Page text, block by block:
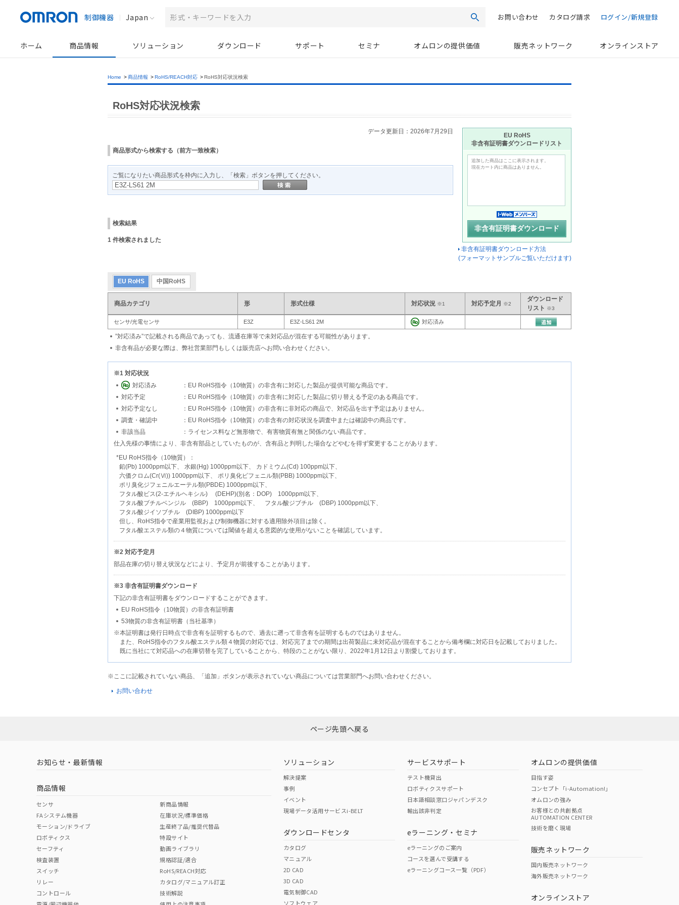
制御機器 Japan 検索お問い合わせ カタログ請求 ログイン/新規登録
ホーム 商品情報 ソリューション ダウンロード サポート セミナ オムロンの提供価値 販売ネットワーク オンラインストア
Home >商品情報 >RoHS/REACH対応 >RoHS対応状況検索
RoHS対応状況検索
EU RoHS
非含有証明書ダウンロードリスト
追加した商品はここに表示されます。
現在カート内に商品はありません。
非含有証明書ダウンロード方法
(フォーマットサンプルご覧いただけます)
データ更新日：2026年7月29日
商品形式から検索する（前方一致検索）
ご覧になりたい商品形式を枠内に入力し、「検索」ボタンを押してください。
検索結果
1 件検索されました
EU RoHS 中国RoHS
商品カテゴリ 形 形式仕様 対応状況 ※1 対応予定月 ※2
ダウンロード
リスト ※3
センサ/光電センサ E3Z E3Z-LS61 2M 対応済み
”対応済み”で記載される商品であっても、流通在庫等で未対応品が混在する可能性があります。
非含有品が必要な際は、弊社営業部門もしくは販売店へお問い合わせください。
※1 対応状況
対応済み
：EU RoHS指令（10物質）の非含有に対応した製品が提供可能な商品です。
対応予定
：EU RoHS指令（10物質）の非含有に対応した製品に切り替える予定のある商品です。
対応予定なし
：EU RoHS指令（10物質）の非含有に非対応の商品で、対応品を出す予定はありません。
調査・確認中
：EU RoHS指令（10物質）の非含有の対応状況を調査中または確認中の商品です。
非該当品
：ライセンス料など無形物で、有害物質有無と関係のない商品です。
仕入先様の事情により、非含有部品としていたものが、含有品と判明した場合などやむを得ず変更することがあります。
*EU RoHS指令（10物質）：
鉛(Pb) 1000ppm以下、 水銀(Hg) 1000ppm以下、 カドミウム(Cd) 100ppm以下、
六価クロム(Cr(Ⅵ)) 1000ppm以下、 ポリ臭化ビフェニル類(PBB) 1000ppm以下、
ポリ臭化ジフェニルエーテル類(PBDE) 1000ppm以下、
フタル酸ビス(2-エチルヘキシル) (DEHP)(別名：DOP) 1000ppm以下、
フタル酸ブチルベンジル (BBP) 1000ppm以下、 フタル酸ジブチル (DBP) 1000ppm以下、
フタル酸ジイソブチル (DIBP) 1000ppm以下
但し、RoHS指令で産業用監視および制御機器に対する適用除外項目は除く。
フタル酸エステル類の４物質については閾値を超える意図的な使用がないことを確認しています。
※2 対応予定月
部品在庫の切り替え状況などにより、予定月が前後することがあります。
※3 非含有証明書ダウンロード
下記の非含有証明書をダウンロードすることができます。
EU RoHS指令（10物質）の非含有証明書
53物質の非含有証明書（当社基準）
※本証明書は発行日時点で非含有を証明するもので、過去に遡って非含有を証明するものではありません。
また、RoHS指令のフタル酸エステル類４物質の対応では、対応完了までの期間は出荷製品に未対応品が混在することから備考欄に対応日を記載しておりました。
既に当社にて対応品への在庫切替を完了していることから、特段のことがない限り、2022年1月12日より割愛しております。
※ここに記載されていない商品、「追加」ボタンが表示されていない商品については営業部門へお問い合わせください。
お問い合わせ
ページ先頭へ戻る
お知らせ・最新情報
商品情報
センサ
FAシステム機器
モーション/ドライブ
ロボティクス
セーフティ
検査装置
スイッチ
リレー
コントロール
新商品情報
在庫状況/標準価格
生産終了品/推奨代替品
特設サイト
動画ライブラリ
規格認証/適合
RoHS/REACH対応
カタログ/マニュアル訂正
技術解説
ソリューション
解決提案
事例
イベント
現場データ活用サービスi-BELT
ダウンロードセンタ
カタログ
マニュアル
2D CAD
3D CAD
電気制御CAD
ソフトウェア
サービスサポート
テスト機貸出
ロボティクスサポート
日本語相談窓口ジャパンデスク
輸出該非判定
eラーニング・セミナ
eラーニングのご案内
コースを選んで受講する
eラーニングコース一覧（PDF）
オムロンの提供価値
目指す姿
コンセプト「i-Automation!」
オムロンの強み
お客様との共創拠点
AUTOMATION CENTER
技術を磨く現場
販売ネットワーク
国内販売ネットワーク
海外販売ネットワーク
オンラインストア